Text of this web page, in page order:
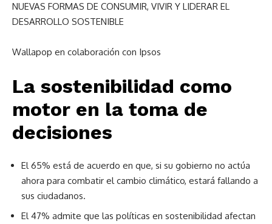
NUEVAS FORMAS DE CONSUMIR, VIVIR Y LIDERAR EL
DESARROLLO SOSTENIBLE
Wallapop en colaboración con Ipsos
La sostenibilidad como
motor en la toma de
decisiones
El 65% está de acuerdo en que, si su gobierno no actúa
ahora para combatir el cambio climático, estará fallando a
sus ciudadanos.
El 47% admite que las políticas en sostenibilidad afectan